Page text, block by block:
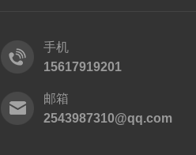
手机
15617919201
邮箱
2543987310@qq.com